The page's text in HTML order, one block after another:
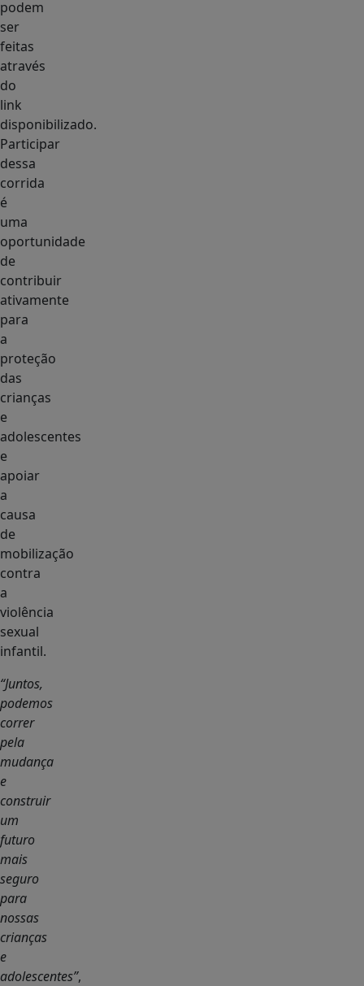
podem
ser
feitas
através
do
link
disponibilizado.
Participar
dessa
corrida
é
uma
oportunidade
de
contribuir
ativamente
para
a
proteção
das
crianças
e
adolescentes
e
apoiar
a
causa
de
mobilização
contra
a
violência
sexual
infantil.
“Juntos,
podemos
correr
pela
mudança
e
construir
um
futuro
mais
seguro
para
nossas
crianças
e
adolescentes”,